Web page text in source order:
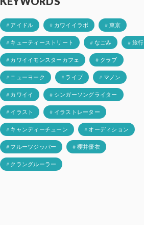
# アイドル # カワイイラボ # 東京
# キューティーストリート # なごみ # 旅行
# カワイイモンスターカフェ # クラブ
# ニューヨーク # ライブ # マノン
# カワイイ # シンガーソングライター
# イラスト # イラストレーター
# キャンディーチューン # オーディション
# フルーツジッパー # 櫻井優衣
# クラングルーラー